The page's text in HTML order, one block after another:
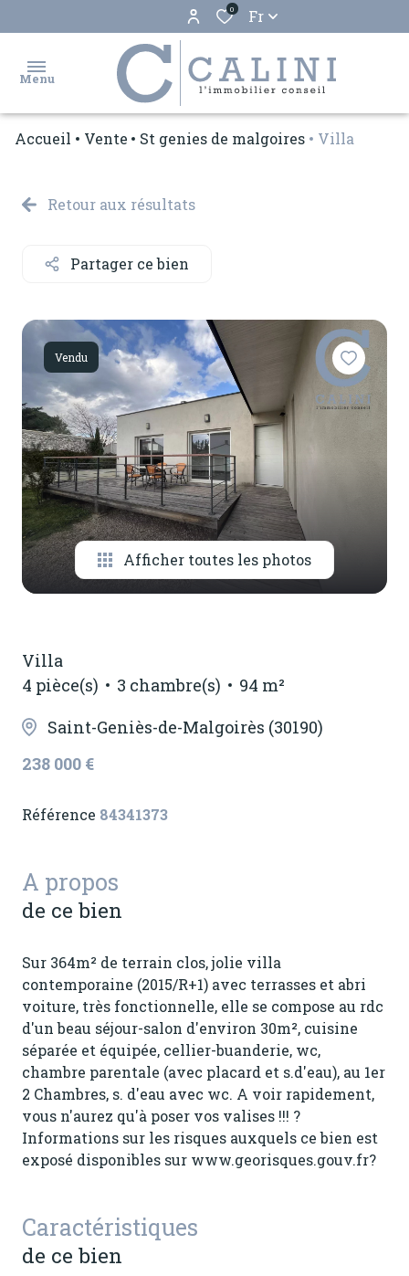
0 Fr
Menu
ventes
estimation
gestion
notre
agence
contactez-
nous
Accueil Vente St genies de malgoires Villa
Retour aux résultats
Partager ce bien
Vendu
Afficher toutes les photos
Villa
4 pièce(s)
3 chambre(s)
94 m²
Saint-Geniès-de-Malgoirès (30190)
238 000 €
Référence 84341373
A propos
de ce bien
Sur 364m² de terrain clos, jolie villa
contemporaine (2015/R+1) avec terrasses et abri
voiture, très fonctionnelle, elle se compose au rdc
d'un beau séjour-salon d'environ 30m², cuisine
séparée et équipée, cellier-buanderie, wc,
chambre parentale (avec placard et s.d'eau), au 1er
2 Chambres, s. d'eau avec wc. A voir rapidement,
vous n'aurez qu'à poser vos valises !!! ?
Informations sur les risques auxquels ce bien est
exposé disponibles sur www.georisques.gouv.fr?
Caractéristiques
de ce bien